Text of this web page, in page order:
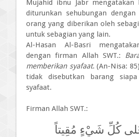
Mujahid ibnu Jabr
diturunkan sehubungan
orang yang diberikan oleh
untuk sebagian yang lain.
Al-Hasan Al-Basri
dengan firman Allah SWT.:
memberikan syafaat. (An-Nisa:
tidak disebutkan barang
syafaat.
Firman Allah SWT.:
كُلِّ شَيْءٍ مُقِيتاً